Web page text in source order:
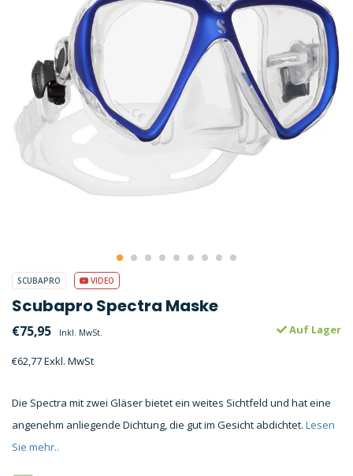
SCUBAPRO VIDEO
Scubapro Spectra Maske
€75,95 Inkl. MwSt.
€62,77 Exkl. MwSt
Auf Lager
Die Spectra mit zwei Gläser bietet ein weites Sichtfeld und hat eine
angenehm anliegende Dichtung, die gut im Gesicht abdichtet. Lesen
Sie mehr..